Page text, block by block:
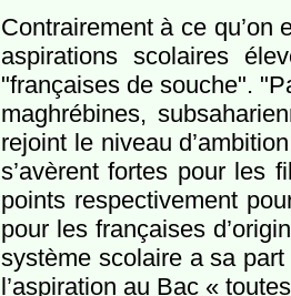
Contrairement à ce
aspirations scolaires
"françaises de souche".
maghrébines,
rejoint le niveau
s’avèrent fortes pour les
points respectivement
pour les françaises
système scolaire a sa
l’aspiration au Bac «